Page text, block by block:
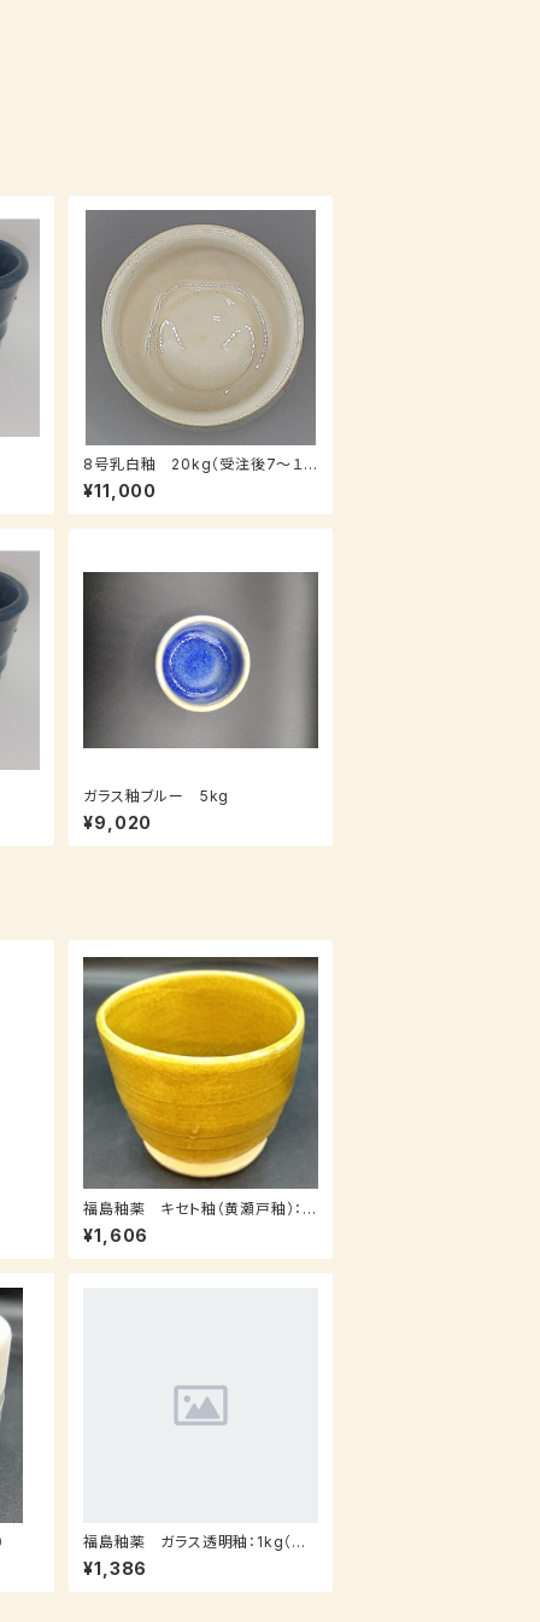
8号乳白釉 20kg（受注後7～１０
日後発送）
¥11,000
ガラス釉ブルー 5kg
¥9,020
福島釉薬 キセト釉（黄瀬戸釉）：1
ｋｇ（受注後0～3週間）
¥1,606
福島釉薬 ガラス透明釉：1kg（受
注後7～３０日後発送）
¥1,386